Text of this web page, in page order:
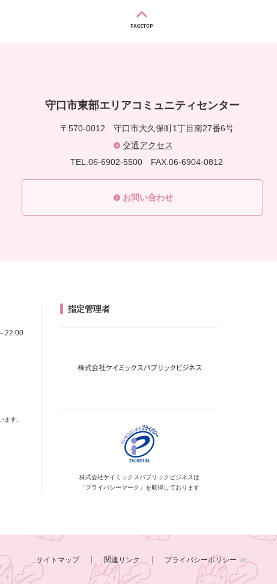
守口市東部エリアコミュニティセンター
〒570-0012 守口市大久保町1丁目南27番6号
交通アクセス
TEL.06-6902-5500 FAX.06-6904-0812
お問い合わせ
22:00
す。
指定管理者
株式会社ケイミックス パブリックビジネスは
「プライバシーマーク」を取得しております
サイトマップ 関連リンク プライバシーポリシー